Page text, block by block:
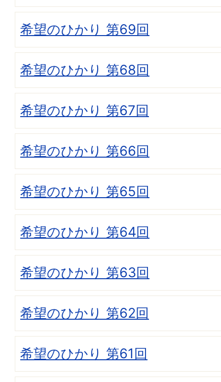
希望のひかり 第69回
希望のひかり 第68回
希望のひかり 第67回
希望のひかり 第66回
希望のひかり 第65回
希望のひかり 第64回
希望のひかり 第63回
希望のひかり 第62回
希望のひかり 第61回